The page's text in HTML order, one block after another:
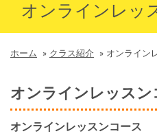
オンラインレッ
ホーム » クラス紹介 » オンライン
オンラインレッスン
オンラインレッスンコース